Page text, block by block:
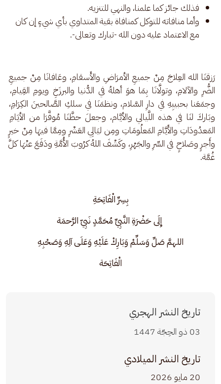
فذلك جائز كما علمنا، والنهي للتنزيه.
وأما منافاته للتوكل كمنافاة بقية المتداوي بأي شيءٍ إن كان
مع الاعتماد عليه دون الله -تبارك وتعالى-.
رَزقنَا الله العِلاجَ مِنْ جميعِ الأمرَاضِ والأَسقامِ، وعَافانَا مِنْ جميعِ
الضُّرِ والآلامِ، وتولَّانَا بِمَا هوَ أهلهُ في الدُّنيا والبرزَخِ ويومِ القِيامِ،
وجمَعَنا بحبيبِهِ في دارِ السَّلام، ونظمَنَا في سلكِ الصَّالحينَ الكِرَامِ،
وبَاركَ لنَا في هذه اللَّيالي والأيَّام، وجعلَ حظَّنَا مُوفَّرَا من الأيَامِ
المَعدُودَاتِ والأَيَّامِ المَعلُومَاتِ ومِن ليَالِي العَشْرِ ومِمَّا فيهَا مِنْ خيرٍ
وأَجرٍ وصَلاحٍ في السِّرِ والجَهْرِ، وكَشْفَ اللهُ كرُوبَ الأُمَّةِ ودَفَعَ عنْهَا كلَّ
غُمَّة.
بِسِرِّ الْفَاتِحَةِ
إِلَى حَضْرَةِ النَّبِيِّ مُحَمَّدٍ نَبِيّ الرَّحمَة
اللهمَّ صَلِّ وَسَلِّمْ وَبَارِكْ عَلَيْهِ وَعَلَى آلِهِ وَصَحْبِهِ
الْفَاتِحَة
تاريخ النشر الهجري
03 ذو الحِجّة 1447
تاريخ النشر الميلادي
20 مايو 2026